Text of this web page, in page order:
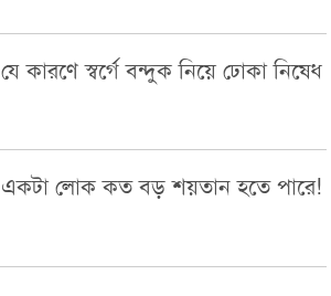
যে কারণে স্বর্গে বন্দুক নিয়ে ঢোকা নিষেধ
একটা লোক কত বড় শয়তান হতে পারে!